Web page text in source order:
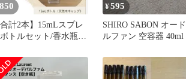
850
合計2本】15mLスプレ
トルセット/香水瓶/
¥595
SHIRO SABON オー
ルファン 空容器 40ml